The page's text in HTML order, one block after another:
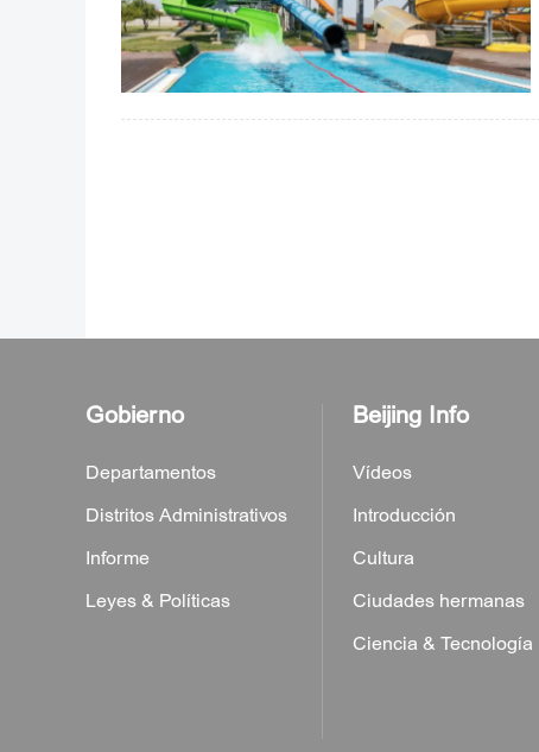
Gobierno
Departamentos
Distritos Administrativos
Informe
Leyes & Políticas
Beijing Info
Vídeos
Introducción
Cultura
Ciudades hermanas
Ciencia & Tecnología